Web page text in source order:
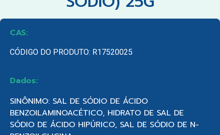
CAS:
CÓDIGO DO PRODUTO: R17520025
Dados:
SINÔNIMO: SAL DE SÓDIO DE ÁCIDO
BENZOILAMINOACÉTICO, HIDRATO DE SAL DE
SÓDIO DE ÁCIDO HIPÚRICO, SAL DE SÓDIO DE N-